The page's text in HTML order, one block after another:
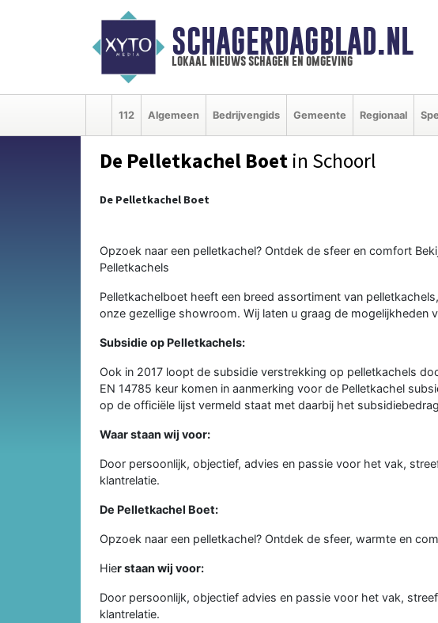
SCHAGERDAGBLAD.NL
lokaal nieuws schagen en omgeving
112 Algemeen Bedrijvengids Gemeente Regionaal
De Pelletkachel Boet in Schoorl
De Pelletkachel Boet
Opzoek naar een pelletkachel? Ontdek de sfeer en comfort
Pelletkachels
Pelletkachelboet heeft een breed assortiment van
onze gezellige showroom. Wij laten u graag de mogelijkheden
Subsidie op Pelletkachels:
Ook in 2017 loopt de subsidie verstrekking op pelletkachels
EN 14785 keur komen in aanmerking voor de Pelletkachel
op de officiële lijst vermeld staat met daarbij het
Waar staan wij voor:
Door persoonlijk, objectief, advies en passie voor het vak,
klantrelatie.
De Pelletkachel Boet:
Opzoek naar een pelletkachel? Ontdek de sfeer, warmte en
Hier staan wij voor:
Door persoonlijk, objectief advies en passie voor het vak,
klantrelatie.